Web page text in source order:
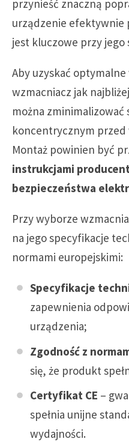
przynieść znaczną
urządzenie efektywnie
jest kluczowe przy jego
Aby uzyskać
wzmacniacz jak
można zminimalizować
koncentrycznym przed
Montaż powinien być
instrukcjami
bezpieczeństwa
Przy wyborze
na jego specyfikacje
normami europejskimi:
Specyfikacje
zapewnienia
urządzenia;
Zgodność z
się, że produkt
Certyfikat CE –
spełnia unijne
wydajności.